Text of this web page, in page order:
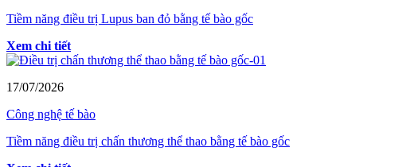
Tiềm năng điều trị Lupus ban đỏ bằng tế bào gốc
Xem chi tiết
17/07/2026
Công nghệ tế bào
Tiềm năng điều trị chấn thương thể thao bằng tế bào gốc